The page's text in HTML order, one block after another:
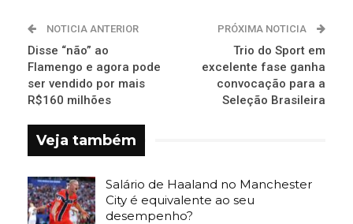
NOTICIA ANTERIOR
Disse “não” ao
Flamengo e agora pode
ser vendido por mais
R$160 milhões
PRÓXIMA NOTICIA
Trio do Sport em
excelente fase ganha
convocação para a
Seleção Brasileira
Veja também
Salário de Haaland no Manchester
City é equivalente ao seu
desempenho?